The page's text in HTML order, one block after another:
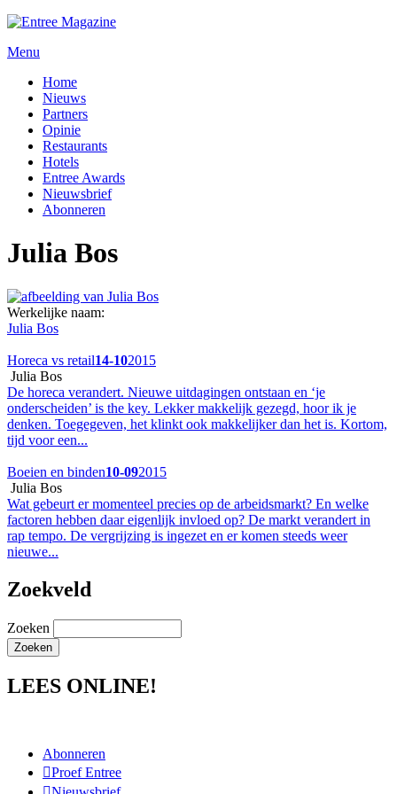
Menu
Home
Nieuws
Partners
Opinie
Restaurants
Hotels
Entree Awards
Nieuwsbrief
Abonneren
Julia Bos
Werkelijke naam:
Julia Bos
Horeca vs retail14-102015
Julia Bos
De horeca verandert. Nieuwe uitdagingen ontstaan en ‘je
onderscheiden’ is the key. Lekker makkelijk gezegd, hoor ik je
denken. Toegegeven, het klinkt ook makkelijker dan het is. Kortom,
tijd voor een...
Boeien en binden10-092015
Julia Bos
Wat gebeurt er momenteel precies op de arbeidsmarkt? En welke
factoren hebben daar eigenlijk invloed op? De markt verandert in
rap tempo. De vergrijzing is ingezet en er komen steeds weer
nieuwe...
Zoekveld
Zoeken
LEES ONLINE!
Abonneren
Proef Entree